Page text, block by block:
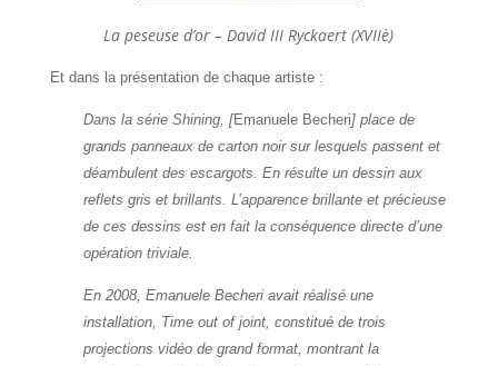
La peseuse d’or – David III Ryckaert (XVIIè)
Et dans la présentation de chaque artiste :
Dans la série Shining, [Emanuele Becheri] place de
grands panneaux de carton noir sur lesquels passent et
déambulent des escargots. En résulte un dessin aux
reflets gris et brillants. L’apparence brillante et précieuse
de ces dessins est en fait la conséquence directe d’une
opération triviale.
En 2008, Emanuele Becheri avait réalisé une
installation, Time out of joint, constitué de trois
projections vidéo de grand format, montrant la